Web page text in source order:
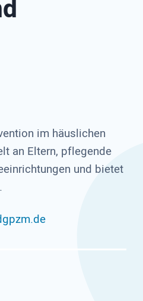
im häuslichen
an Eltern, pflegende
und bietet